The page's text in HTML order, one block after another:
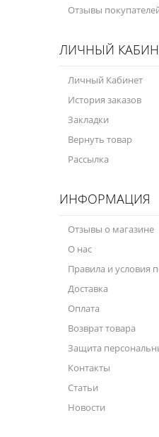
Отзывы
ЛИЧНЫЙ
Личный Кабинет
История заказов
Закладки
Вернуть товар
Рассылка
ИНФОРМАЦИЯ
Отзывы о магазине
О нас
Правила и условия
Доставка
Оплата
Возврат товара
Защита
Контакты
Статьи
Новости